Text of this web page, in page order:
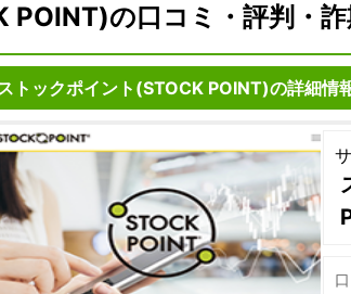
POINT)の口コミ・評判・
トックポイント(STOCK POINT)の詳細情